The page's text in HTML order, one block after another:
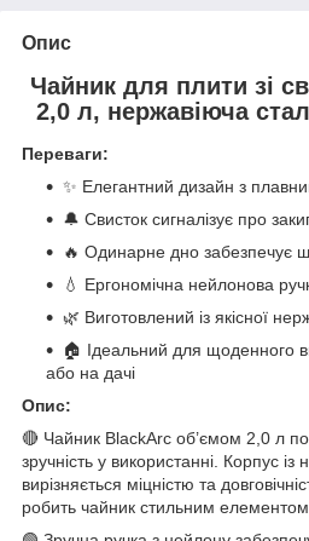
Опис
Чайник для плити зі
2,0 л, нержавіюча
Переваги:
✨ Елегантний дизайн з
🔔 Свисток сигналізує про
🔥 Одинарне дно забезпечує
💧 Ергономічна нейлонова
🌿 Виготовлений із якісної
🏠 Ідеальний для щоденного
або на дачі
Опис:
🔴 Чайник BlackArc об’ємом 2,0 л
зручність у використанні. Корпус із
вирізняється міцністю та
робить чайник стильним елементом